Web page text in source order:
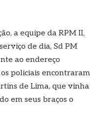
a equipe da RPM II,
de dia, Sd PM
ao endereço
policiais encontraram
de Lima, que vinha
em seus braços o